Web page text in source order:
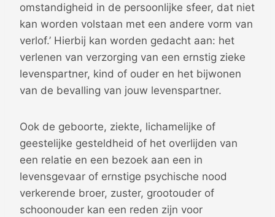
omstandigheid in de persoonlijke sfeer, dat niet
kan worden volstaan met een andere vorm van
verlof.’ Hierbij kan worden gedacht aan: het
verlenen van verzorging van een ernstig zieke
levenspartner, kind of ouder en het bijwonen
van de bevalling van jouw levenspartner.
Ook de geboorte, ziekte, lichamelijke of
geestelijke gesteldheid of het overlijden van
een relatie en een bezoek aan een in
levensgevaar of ernstige psychische nood
verkerende broer, zuster, grootouder of
schoonouder kan een reden zijn voor